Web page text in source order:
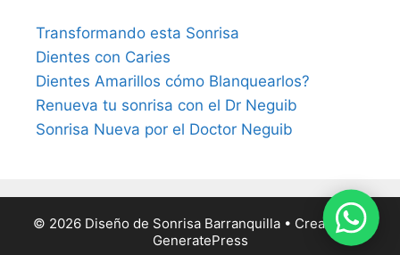
Transformando esta Sonrisa
Dientes con Caries
Dientes Amarillos cómo Blanquearlos?
Renueva tu sonrisa con el Dr Neguib
Sonrisa Nueva por el Doctor Neguib
© 2026 Diseño de Sonrisa Barranquilla• Creado con
GeneratePress